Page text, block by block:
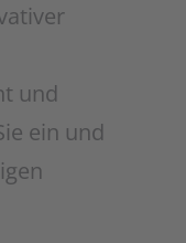
und
ein und